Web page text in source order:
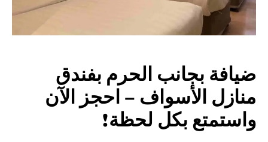
بجانب الحرم بفندق
الأسواف – احجز الآن
بكل لحظة!